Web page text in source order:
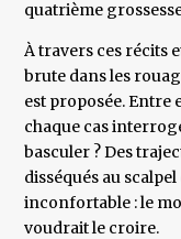
quatrième
À travers ces récits
brute dans les
est proposée. Entre
chaque cas
basculer ? Des
disséqués au
inconfortable : le
voudrait le croire.